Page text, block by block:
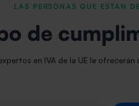
LAS PERSONAS QUE ESTÁN
de
en IVA de la UE le